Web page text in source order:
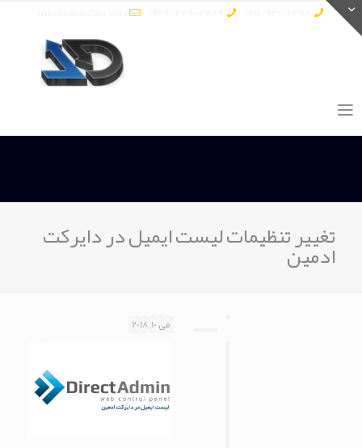
تغییر تنظیمات لیست ایمیل در دایرکت
ادمین
می 10, 2018